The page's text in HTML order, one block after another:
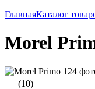
ГлавнаяКаталог
Morel
(10)